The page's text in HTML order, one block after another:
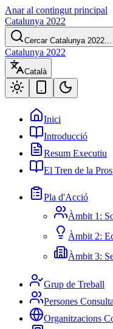
Anar al contingut principal
Catalunya 2022
Cercar Catalunya 2022...
Catalunya 2022
Català
Inici
Introducció
Resum Executiu
El Tren de la
Pla d'Acció
Àmbit 1:
Àmbit 2:
Àmbit 3:
Grup de Treball
Persones
Organitzacions